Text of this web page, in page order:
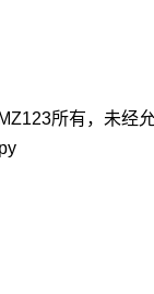
所有，未经